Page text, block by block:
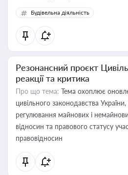
Будівельна діяльність
Резонансний проєкт
реакції та критика
Про що тема: Тема охоплює
цивільного законодавства
регулювання майнових і
відносин та правового статусу
правовідносин